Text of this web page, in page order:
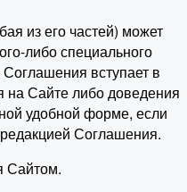
из его частей) может
либо специального
вступает в
Сайте либо доведения
удобной форме, если
Соглашения.
Сайтом.